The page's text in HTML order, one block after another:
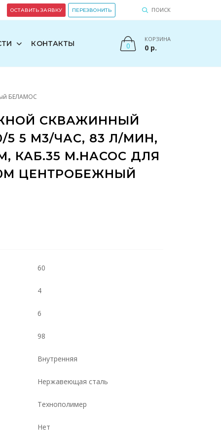
ОСТАВИТЬ ЗАЯВКУ ПЕРЕЗВОНИТЬ ПОИСК
КОНТАКТЫ 0
КОРЗИНА
0 р.
БЕЛАМОС
СКВАЖИННЫЙ
5 5 М3/ЧАС, 83 Л/МИН,
КАБ.35 М.НАСОС ДЛЯ
ЦЕНТРОБЕЖНЫЙ
60
4
6
98
Внутренняя
Нержавеющая сталь
Технополимер
Нет